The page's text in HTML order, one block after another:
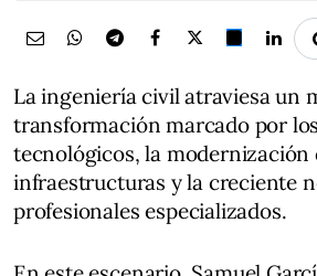
La ingeniería civil atraviesa un
transformación marcado por
tecnológicos, la modernización
infraestructuras y la creciente
profesionales especializados.